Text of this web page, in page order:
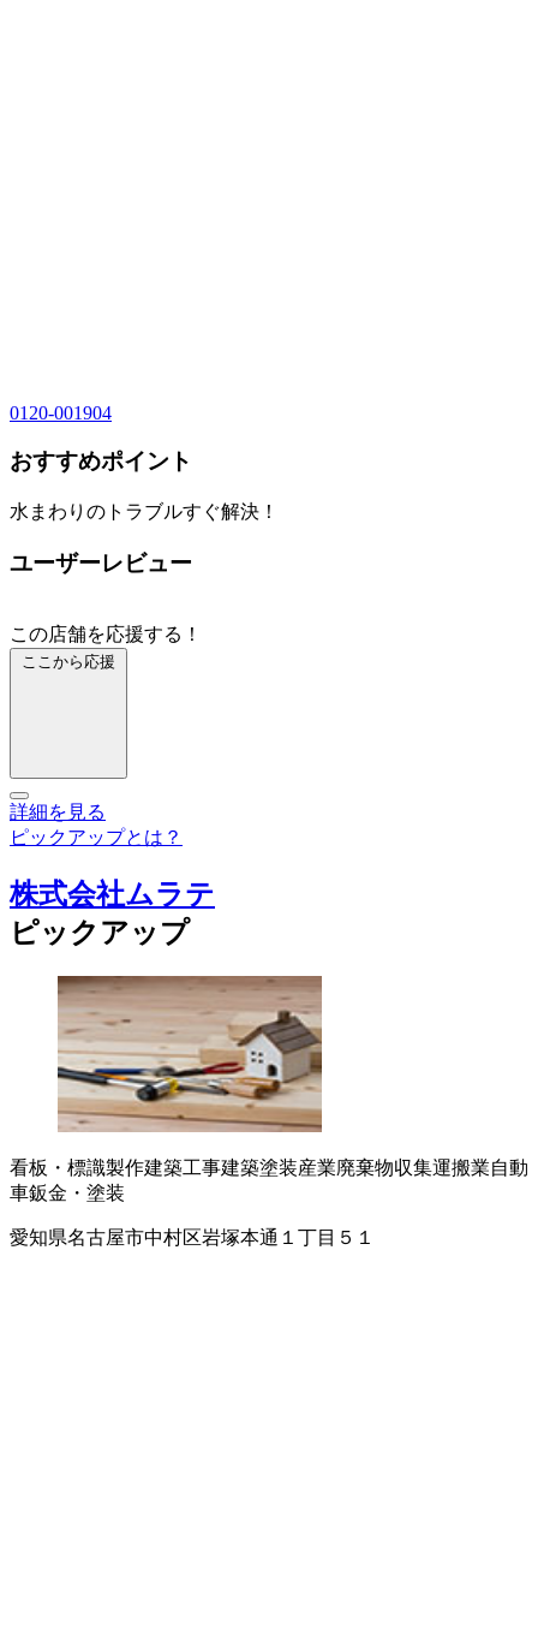
0120-001904
おすすめポイント
水まわりのトラブルすぐ解決！
ユーザーレビュー
この店舗を応援する！
ここから応援
詳細を見る
ピックアップとは？
株式会社ムラテ
ピックアップ
看板・標識製作建築工事建築塗装産業廃棄物収集運搬業自動
車鈑金・塗装
愛知県名古屋市中村区岩塚本通１丁目５１